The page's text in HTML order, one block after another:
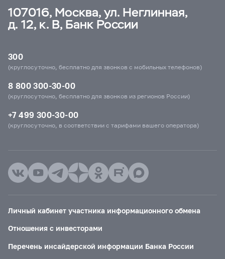
107016, Москва, ул. Неглинная,
д. 12, к. В, Банк России
300
(круглосуточно, бесплатно для звонков с мобильных телефонов)
8 800 300-30-00
(круглосуточно, бесплатно для звонков из регионов России)
+7 499 300-30-00
(круглосуточно, в соответствии с тарифами вашего оператора)
Личный кабинет участника информационного обмена
Отношения с инвесторами
Перечень инсайдерской информации Банка России